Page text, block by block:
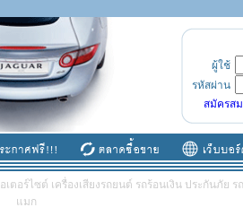
ผู้ใช้
รหัสผ่าน
สมัครส
อร์ไซต์ เครื่องเสียงรถยนต์ รถร้อนเงิน ประกันภัย ร
แมก